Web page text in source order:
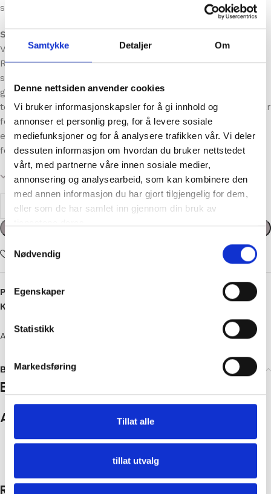
Samtykke Detaljer Om
Denne nettsiden anvender cookies
Vi bruker informasjonskapsler for å gi innhold og
annonser et personlig preg, for å levere sosiale
mediefunksjoner og for å analysere trafikken vår. Vi deler
dessuten informasjon om hvordan du bruker nettstedet
vårt, med partnerne våre innen sosiale medier,
annonsering og analysearbeid, som kan kombinere den
med annen informasjon du har gjort tilgjengelig for dem,
eller som de har samlet inn gjennom din bruk av
Nødvendig
Egenskaper
Statistikk
Markedsføring
Tillat alle
tillat utvalg
sammen.
Små øyeblikk genseren
Vagle, innehaver av kaffebaren Små øyeblikk midt i
Randaberg sentrum. Monica var klar på hvordan genseren
skulle se ut, og etter litt skissering og forklaring så ble
grunnoppskriften satt. Med god hjelp av Berit, som
teststrikket og korrigerte første utkast, ble oppskriften klar
for ny teststrikking. Med ny god hjelp av Carina, så er
endelig oppskriften klar. Monica og vi i Annige er veldig
fornøyde, og det håper vi dere også blir 🙂
100 på lager
kr
Kategorier: Oppskrifter
Brand
Brand
Annige